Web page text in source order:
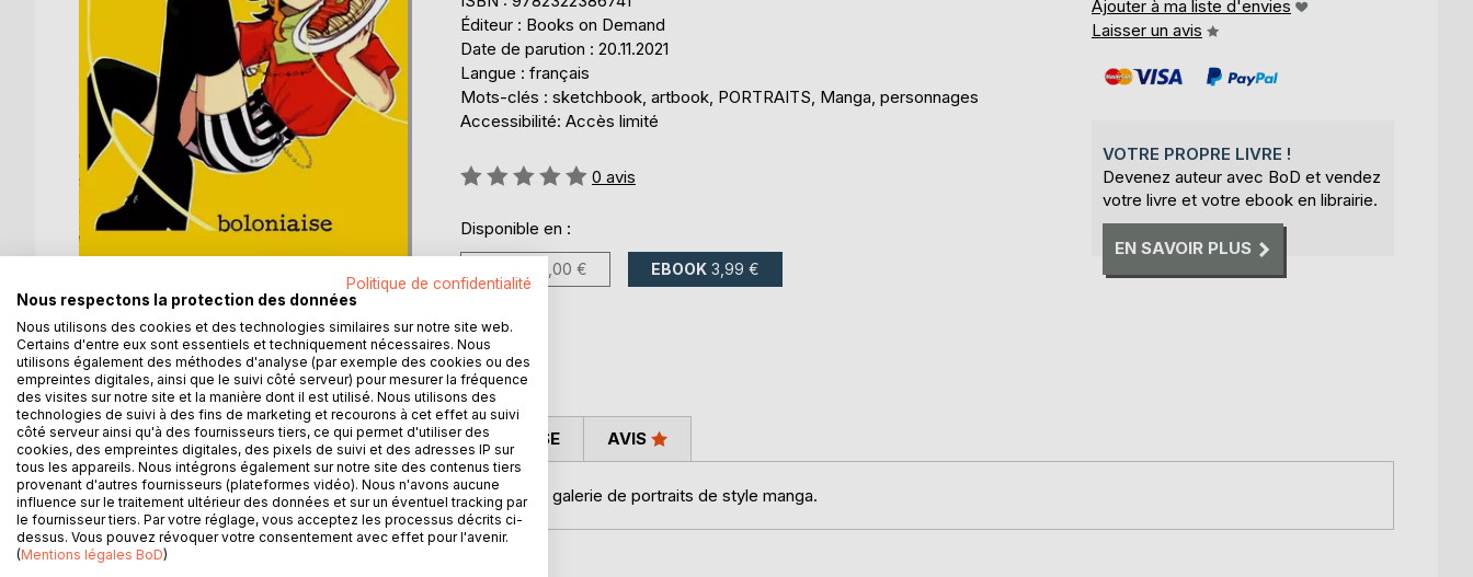
Éditeur : Books on Demand
Date de parution : 20.11.2021
Langue : français
Mots-clés : sketchbook, artbook, PORTRAITS, Manga, personnages
Accessibilité: Accès limité
Évaluation:
0 avis
Disponible en :
10,00 € EBOOK 3,99 €
Ajouter à ma liste d'envies
Laisser un avis
VOTRE PROPRE LIVRE !
Devenez auteur avec BoD et vendez
votre livre et votre ebook en librairie.
EN SAVOIR PLUS
DESCRIPTION
La version poche du"Sketchbook #01" de Boloniaise. Une galerie de portraits de style manga.
AUTEUR(S) CRITIQUES PRESSE AVIS
Politique de confidentialité
Nous respectons la protection des données
Nous utilisons des cookies et des technologies similaires sur notre site web.
Certains d'entre eux sont essentiels et techniquement nécessaires. Nous
utilisons également des méthodes d'analyse (par exemple des cookies ou des
empreintes digitales, ainsi que le suivi côté serveur) pour mesurer la fréquence
des visites sur notre site et la manière dont il est utilisé. Nous utilisons des
technologies de suivi à des fins de marketing et recourons à cet effet au suivi
côté serveur ainsi qu'à des fournisseurs tiers, ce qui permet d'utiliser des
cookies, des empreintes digitales, des pixels de suivi et des adresses IP sur
tous les appareils. Nous intégrons également sur notre site des contenus tiers
provenant d'autres fournisseurs (plateformes vidéo). Nous n'avons aucune
influence sur le traitement ultérieur des données et sur un éventuel tracking par
le fournisseur tiers. Par votre réglage, vous acceptez les processus décrits ci-
dessus. Vous pouvez révoquer votre consentement avec effet pour l'avenir.
(Mentions légales BoD)